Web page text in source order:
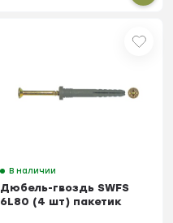
В наличии
Дюбель-гвоздь SWFS
6L80 (4 шт) пакетик